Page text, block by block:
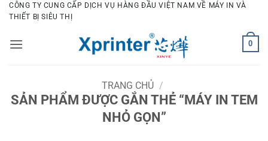
Bỏ
qua
dung
CÔNG TY CUNG CẤP DỊCH VỤ HÀNG ĐẦU VIỆT NAM VỀ MÁY IN VÀ
THIẾT BỊ SIÊU THỊ
0
TRANG CHỦ /
SẢN PHẨM ĐƯỢC GẮN THẺ “MÁY IN TEM
NHỎ GỌN”